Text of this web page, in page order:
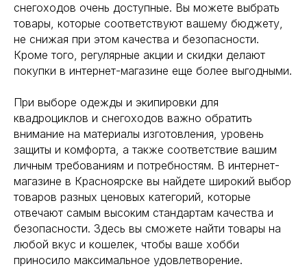
снегоходов очень доступные. Вы можете выбрать
товары, которые соответствуют вашему бюджету,
не снижая при этом качества и безопасности.
Кроме того, регулярные акции и скидки делают
покупки в интернет-магазине еще более выгодными.
При выборе одежды и экипировки для
квадроциклов и снегоходов важно обратить
внимание на материалы изготовления, уровень
защиты и комфорта, а также соответствие вашим
личным требованиям и потребностям. В интернет-
магазине в Красноярске вы найдете широкий выбор
товаров разных ценовых категорий, которые
отвечают самым высоким стандартам качества и
безопасности. Здесь вы сможете найти товары на
любой вкус и кошелек, чтобы ваше хобби
приносило максимальное удовлетворение.